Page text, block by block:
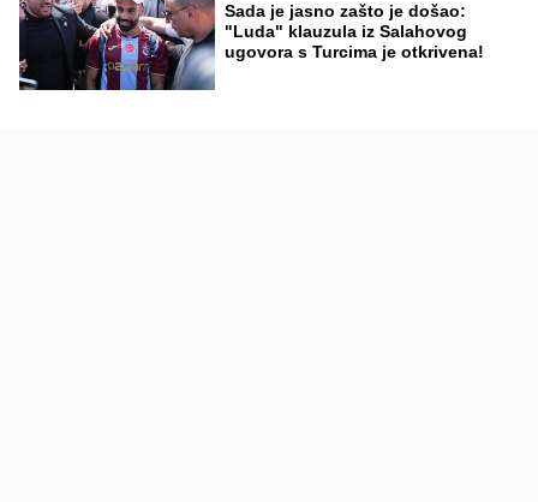
Sada je jasno zašto je došao:
"Luda" klauzula iz Salahovog
ugovora s Turcima je otkrivena!